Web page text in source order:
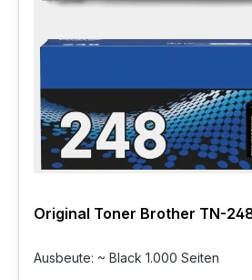
Original Toner Brother TN-
Ausbeute: ~ Black 1.000 Seiten